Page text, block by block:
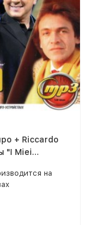
+ Riccardo
"I Miei
на